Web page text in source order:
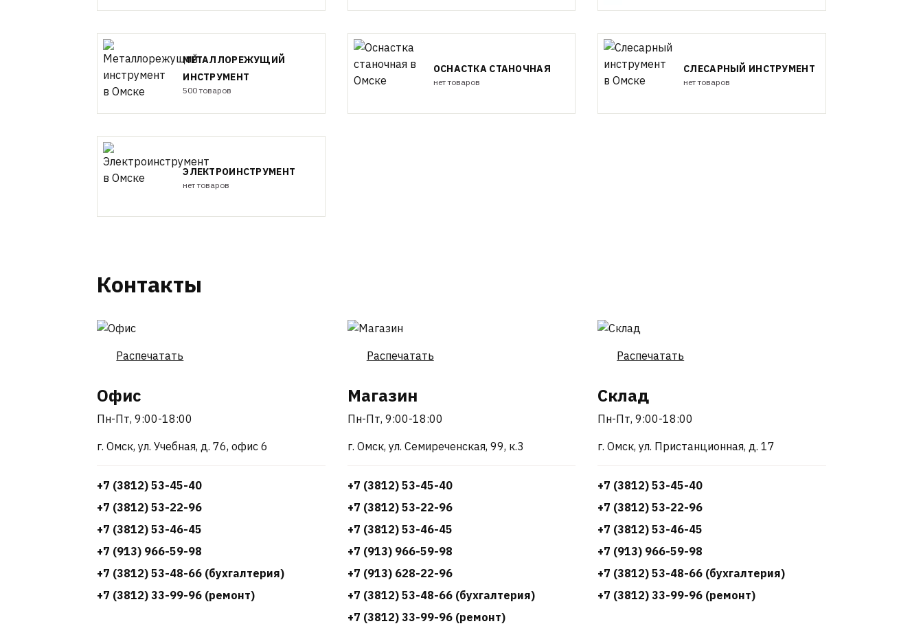
МЕТАЛЛОРЕЖУЩИЙ
ИНСТРУМЕНТ
500 товаров
ОСНАСТКА СТАНОЧНАЯ
нет товаров
СЛЕСАРНЫЙ ИНСТРУМЕНТ
нет товаров
ЭЛЕКТРОИНСТРУМЕНТ
нет товаров
Контакты
Распечатать
Офис
Пн-Пт, 9:00-18:00
г. Омск, ул. Учебная, д. 76, офис 6
+7 (3812) 53-45-40
+7 (3812) 53-22-96
+7 (3812) 53-46-45
+7 (913) 966-59-98
+7 (3812) 53-48-66 (бухгалтерия)
+7 (3812) 33-99-96 (ремонт)
Распечатать
Магазин
Пн-Пт, 9:00-18:00
г. Омск, ул. Семиреченская, 99, к.3
+7 (3812) 53-45-40
+7 (3812) 53-22-96
+7 (3812) 53-46-45
+7 (913) 966-59-98
+7 (913) 628-22-96
+7 (3812) 53-48-66 (бухгалтерия)
+7 (3812) 33-99-96 (ремонт)
Распечатать
Склад
Пн-Пт, 9:00-18:00
г. Омск, ул. Пристанционная, д. 17
+7 (3812) 53-45-40
+7 (3812) 53-22-96
+7 (3812) 53-46-45
+7 (913) 966-59-98
+7 (3812) 53-48-66 (бухгалтерия)
+7 (3812) 33-99-96 (ремонт)